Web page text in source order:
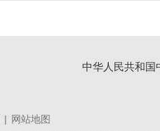
中华人民共和国
| 网站地图